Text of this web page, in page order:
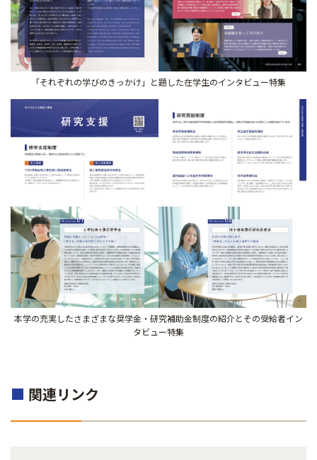
「それぞれの学びのきっかけ」と題した在学生のインタビュー特集
本学の充実したさまざまな奨学金・研究補助金制度の紹介とその受給者イン
タビュー特集
■ 関連リンク